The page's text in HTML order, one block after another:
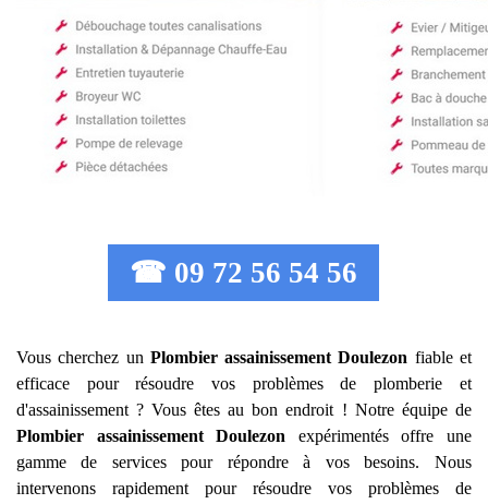
☎ 09 72 56 54 56
Vous cherchez un Plombier assainissement Doulezon fiable et
efficace pour résoudre vos problèmes de plomberie et
d'assainissement ? Vous êtes au bon endroit ! Notre équipe de
Plombier assainissement
Doulezon expérimentés offre une
gamme de services pour répondre à vos besoins. Nous
intervenons rapidement pour résoudre vos problèmes de